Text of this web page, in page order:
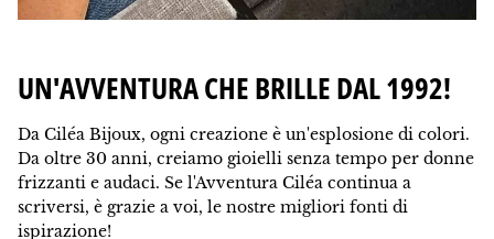
UN'AVVENTURA CHE BRILLE DAL 1992!
Da Ciléa Bijoux, ogni creazione è un'esplosione di colori.
Da oltre 30 anni, creiamo gioielli senza tempo per donne
frizzanti e audaci. Se l'Avventura Ciléa continua a
scriversi, è grazie a voi, le nostre migliori fonti di
ispirazione!